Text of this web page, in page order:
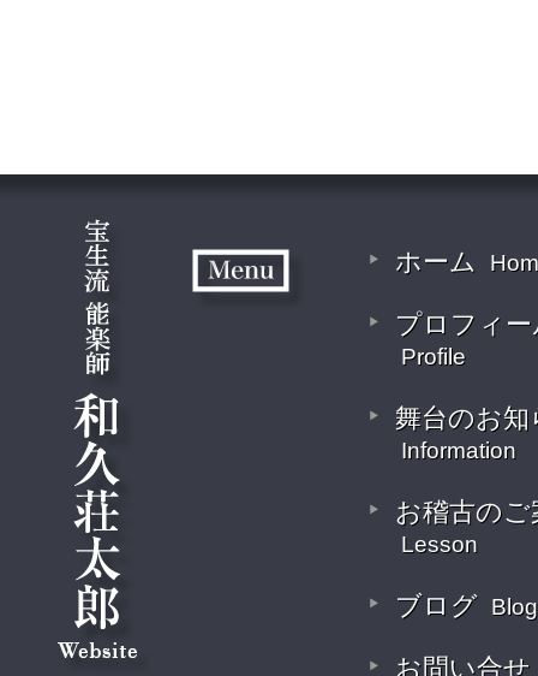
ホーム
プロフィー
Profile
舞台のお知
Information
お稽古のご
Lesson
ブログ Blog
お問い合せ